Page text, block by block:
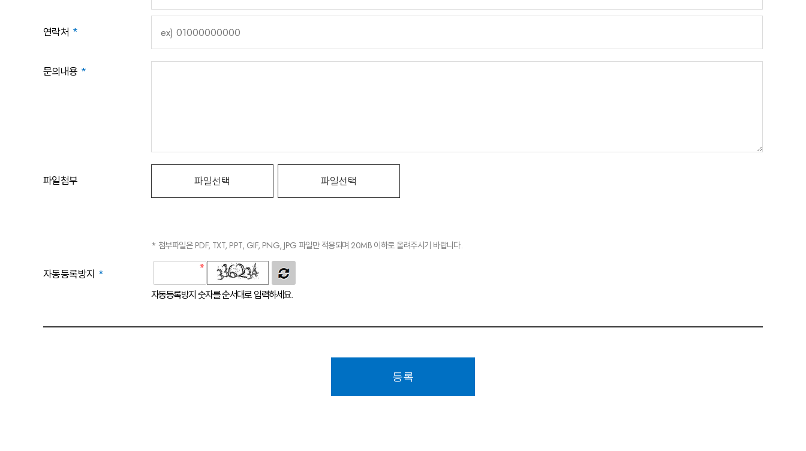
연락처 *
문의내용 *
파일첨부
* 첨부파일은 PDF, TXT, PPT, GIF, PNG, JPG 파일만 적용되며 20MB 이하로 올려주시기 바랍니다.
자동등록방지 *
자동등록방지 숫자를 순서대로 입력하세요.
등록